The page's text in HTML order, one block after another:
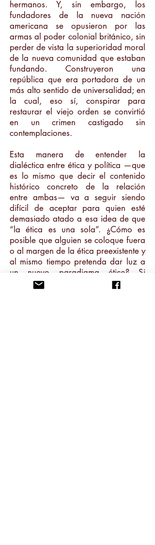
hermanos. Y, sin embargo, los
fundadores de la nueva nación
americana se opusieron por las
armas al poder colonial británico, sin
perder de vista la superioridad moral
de la nueva comunidad que estaban
fundando. Construyeron una
república que era portadora de un
más alto sentido de universalidad; en
la cual, eso sí, conspirar para
restaurar el viejo orden se convirtió
en un crimen castigado sin
contemplaciones.
Esta manera de entender la
dialéctica entre ética y política —que
es lo mismo que decir el contenido
histórico concreto de la relación
entre ambas— va a seguir siendo
difícil de aceptar para quien esté
demasiado atado a esa idea de que
“la ética es una sola”. ¿Cómo es
posible que alguien se coloque fuera
o al margen de la ética preexistente y
al mismo tiempo pretenda dar luz a
un nuevo paradigma ético? Si
aceptáramos la existencia de éticas